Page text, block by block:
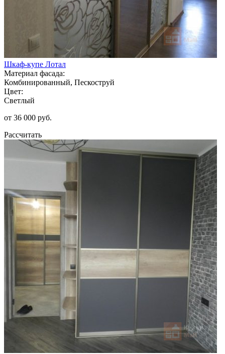
Шкаф-купе Лотал
Материал фасада:
Комбинированный, Пескоструй
Цвет:
Светлый
от 36 000 руб.
Рассчитать